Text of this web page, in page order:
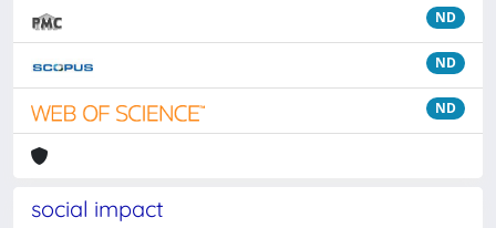
ND
ND
ND
social impact